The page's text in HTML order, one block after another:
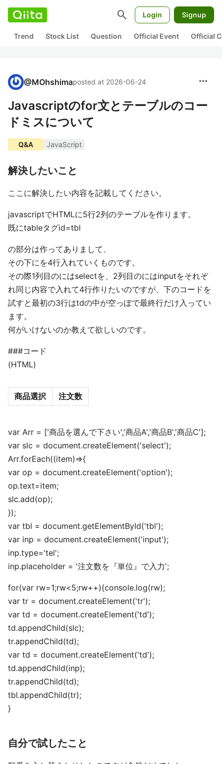
search Login Signup
Trend Stock List Question Official Event Official
@MOhshimaposted at 2026-06-24 more_horiz
Javascriptのfor文とテーブルのコー
ドミスについて
Q&A JavaScript
解決したいこと
ここに解決したい内容を記載してください。
javascriptでHTMLに5行2列のテーブルを作ります。
既にtableタグid=tbl
の部分は作ってありまして、
その下にを4行入れていくものです。
その際1列目のにはselectを、2列目のにはinputをそれぞ
れ同じ内容で入れて4行作りたいのですが、下のコードを
試すと最初の3行はtdの中が空っぽで最終行だけ入ってい
ます。
何がいけないのか教えて欲しいのです。
###コード
(HTML)
商品選択 注文数
var Arr = ['商品を選んで下さい','商品A','商品B','商品C'];
var slc = document.createElement('select');
Arr.forEach((item)=>{
var op = document.createElement('option');
op.text=item;
slc.add(op);
});
var tbl = document.getElementById('tbl');
var inp = document.createElement('input');
inp.type='tel';
inp.placeholder = '注文数を『単位』で入力';
for(var rw=1;rw<5;rw++){console.log(rw);
var tr = document.createElement('tr');
var td = document.createElement('td');
td.appendChild(slc);
tr.appendChild(td);
var td = document.createElement('td');
td.appendChild(inp);
tr.appendChild(td);
tbl.appendChild(tr);
}
自分で試したこと